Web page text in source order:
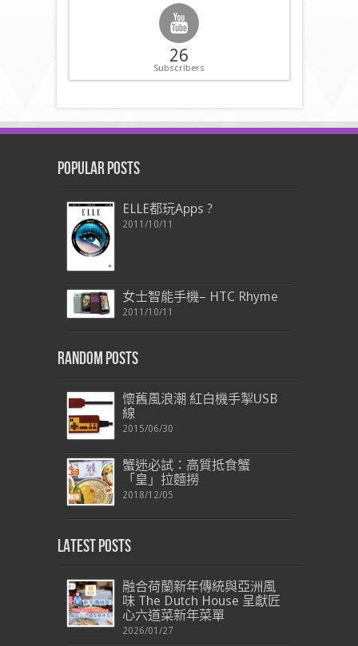
26
Subscribers
Popular Posts
ELLE都玩Apps ?
2011/10/11
女士智能手機– HTC Rhyme
2011/10/11
Random Posts
懷舊風浪潮 紅白機手掣USB
線
2015/06/30
蟹迷必試：高質抵食蟹
「皇」拉麵撈
2018/12/05
Latest Posts
融合荷蘭新年傳統與亞洲風
味 The Dutch House 呈獻匠
心六道菜新年菜單
2026/01/27